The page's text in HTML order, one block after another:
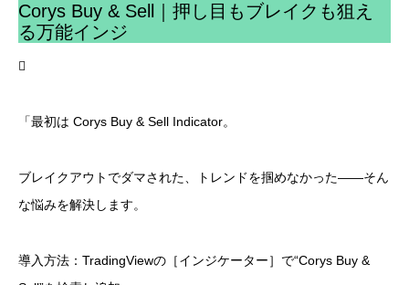
Corys Buy & Sell｜押し目もブレイクも狙え
る万能インジ

「最初は Corys Buy & Sell Indicator。
ブレイクアウトでダマされた、トレンドを掴めなかった――そん
な悩みを解決します。
導入方法：TradingViewの［インジケーター］で“Corys Buy &